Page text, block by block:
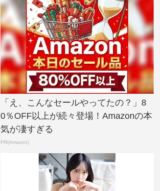
「え、こんなセールやってたの？」8
0％OFF以上が続々登場！Amazonの本
気が凄すぎる
PR(Amazon)